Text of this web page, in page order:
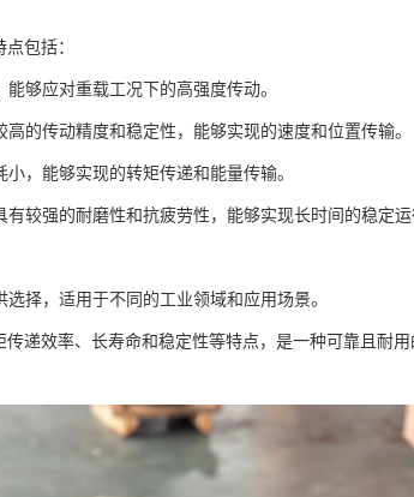
包括：
够应对重载工况下的高强度传动。
的传动精度和稳定性，能够实现的速度和位置传输。
，能够实现的转矩传递和能量传输。
较强的耐磨性和抗疲劳性，能够实现长时间的稳定
择，适用于不同的工业领域和应用场景。
递效率、长寿命和稳定性等特点，是一种可靠且耐